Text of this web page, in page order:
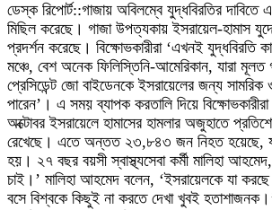
ডেস্ক রিপোর্ট::গাজায় অবিলম্বে যুদ্ধবিরতির দাবিতে
মিছিল করেছে। গাজা উপত্যকায় ইসরায়েল-হামাস
প্রদর্শন করেছে। বিক্ষোভকারীরা ‘এখনই
মঞ্চে, বেশ অনেক ফিলিস্তিনি-আমেরিকান, যারা মূলত
প্রেসিডেন্ট জো বাইডেনকে ইসরায়েলের জন্য সামরিক
পারেন’। এ সময় ব্যাপক করতালি দিয়ে
অক্টোবর ইসরায়েলে হামাসের হামলার অজুহাতে
রেখেছে। এতে অন্তত ২৩,৮৪৩ জন নিহত হয়েছে,
হয়। ২৭ বছর বয়সী স্বাস্থ্যসেবা কর্মী মালিহা
চাই।’ মালিহা আহমেদ বলেন, ‘ইসরায়েলকে যা
বসে বিশ্বকে কিছুই না করতে দেখা খুবই